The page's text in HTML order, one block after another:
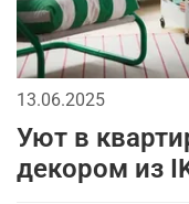
13.06.2025
Уют в
декором из